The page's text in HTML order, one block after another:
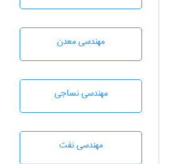
مهندسی معدن
مهندسي نساجی
مهندسی نفت